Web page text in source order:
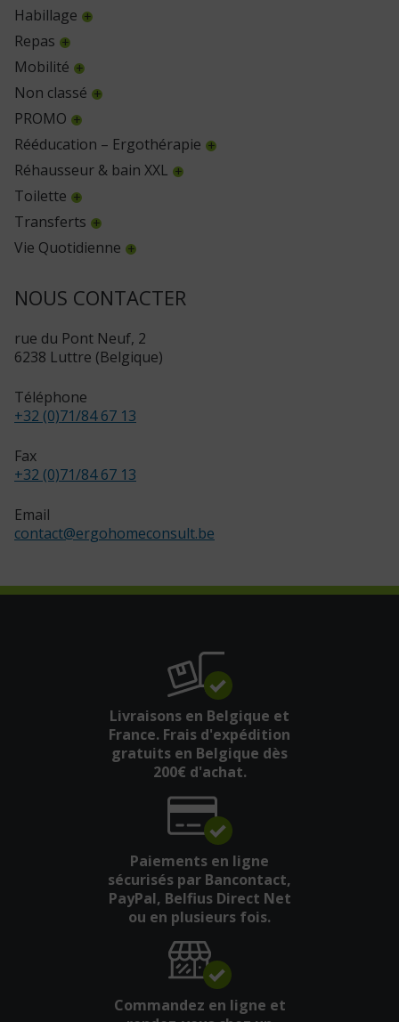
Habillage
Repas
Mobilité
Non classé
PROMO
Rééducation – Ergothérapie
Réhausseur & bain XXL
Toilette
Transferts
Vie Quotidienne
NOUS CONTACTER
rue du Pont Neuf, 2
6238 Luttre (Belgique)
Téléphone
+32 (0)71/84 67 13
Fax
+32 (0)71/84 67 13
Email
contact@ergohomeconsult.be
Livraisons en Belgique et
France. Frais d'expédition
gratuits en Belgique dès
200€ d'achat.
Paiements en ligne
sécurisés par Bancontact,
PayPal, Belfius Direct Net
ou en plusieurs fois.
Commandez en ligne et